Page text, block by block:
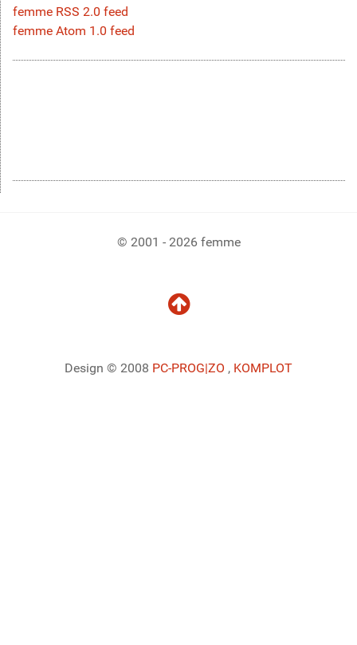
femme RSS 2.0 feed
femme Atom 1.0 feed
© 2001 - 2026 femme
Design © 2008 PC-PROG|ZO , KOMPLOT